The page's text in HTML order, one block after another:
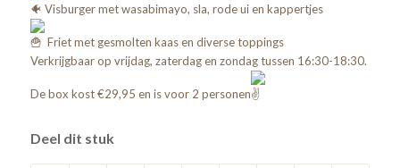
Visburger met wasabimayo, sla, rode ui en kappertjes
Friet met gesmolten kaas en diverse toppings
Verkrijgbaar op vrijdag, zaterdag en zondag tussen 16:30-18:30.
De box kost €29,95 en is voor 2 personen
Deel dit stuk